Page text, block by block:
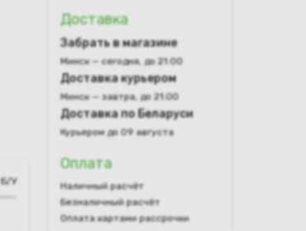
Б/У
Доставка
Забрать в магазине
Минск — сегодня, до 21:00
Доставка курьером
Минск — завтра, до 21:00
Доставка по Беларуси
Курьером до 09 августа
Оплата
Наличный расчёт
Безналичный расчёт
Оплата картами рассрочки